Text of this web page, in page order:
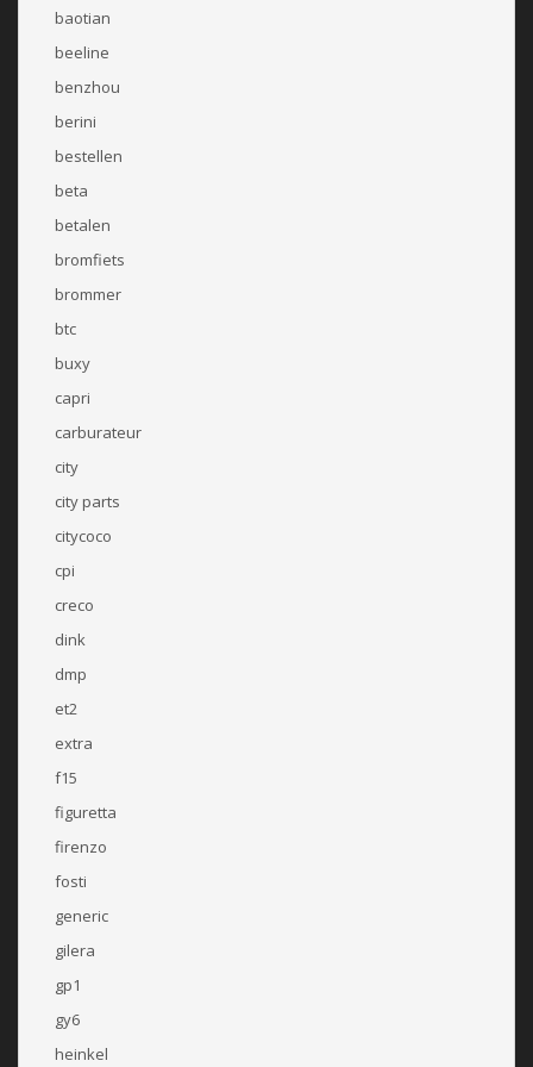
baotian
beeline
benzhou
berini
bestellen
beta
betalen
bromfiets
brommer
btc
buxy
capri
carburateur
city
city parts
citycoco
cpi
creco
dink
dmp
et2
extra
f15
figuretta
firenzo
fosti
generic
gilera
gp1
gy6
heinkel